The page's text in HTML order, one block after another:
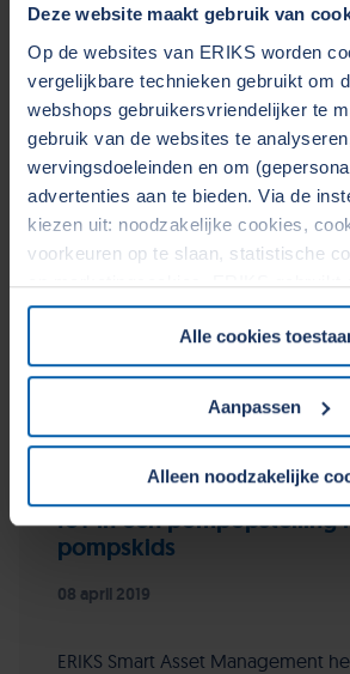
Deze website maakt gebruik van
Op de websites van ERIKS worden
vergelijkbare technieken gebruikt om
webshops gebruikersvriendelijker te
gebruik van de websites te
wervingsdoeleinden en om
advertenties aan te bieden. Via de
kiezen uit: noodzakelijke cookies,
voorkeuren op te slaan, statistische
en marketingcookies. ERIKS gebruikt
persoonsgegevens met Derden. Door
klikken, gaat u akkoord met het
en geeft u toestemming voor de
van uw persoonsgegevens. Zie voor
allen tijde uw toestemming wijzigen of
Cookiebeleid op onze website.
Alle cookies
Aanpassen
Alleen noodzakelijke
Asset Management
IoT in een pompopstelling
pompskids
08 april 2019
ERIKS Smart Asset Management